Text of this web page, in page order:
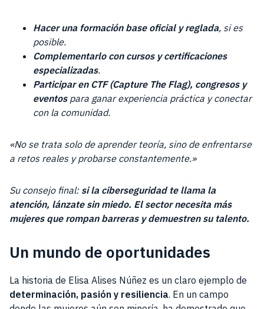
Hacer una formación base oficial y reglada, si es
posible.
Complementarlo con cursos y certificaciones
especializadas.
Participar en CTF (Capture The Flag), congresos y
eventospara ganar experiencia práctica y conectar
con la comunidad.
«No se trata solo de aprender teoría, sino de enfrentarse
a retos reales y probarse constantemente.»
Su consejo final: si la ciberseguridad te llama la
atención, lánzate sin miedo. El sector necesita más
mujeres que rompan barreras y demuestren su talento.
Un mundo de oportunidades
La historia de Elisa Alises Núñez es un claro ejemplo de
determinación, pasión y resiliencia. En un campo